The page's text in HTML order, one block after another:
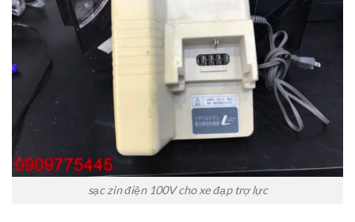
sạc zin điện 100V cho xe đạp trợ lực